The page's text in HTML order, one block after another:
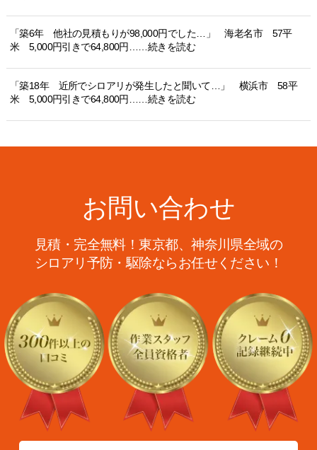
「築6年 他社の見積もりが98,000円でした…」 海老名市 57平
米 5,000円引きで64,800円……続きを読む
「築18年 近所でシロアリが発生したと聞いて…」 横浜市 58平
米 5,000円引きで64,800円……続きを読む
お問い合わせ
見積・完全無料！東京都、神奈川県全域の
シロアリ予防・駆除ならお任せください！